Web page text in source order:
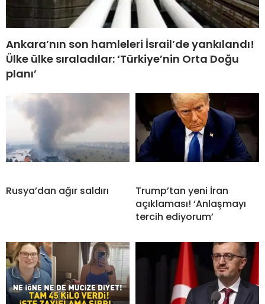
Ankara’nın son hamleleri İsrail’de yankılandı!
Ülke ülke sıraladılar: ‘Türkiye’nin Orta Doğu
planı’
Rusya’dan ağır saldırı
Trump’tan yeni İran
açıklaması! ‘Anlaşmayı
tercih ediyorum’